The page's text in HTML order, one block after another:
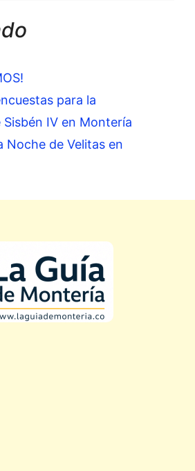
para la
IV en Montería
Noche de Velitas en